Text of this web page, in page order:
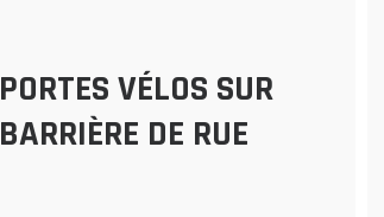
PORTES VÉLOS SUR
BARRIÈRE DE RUE